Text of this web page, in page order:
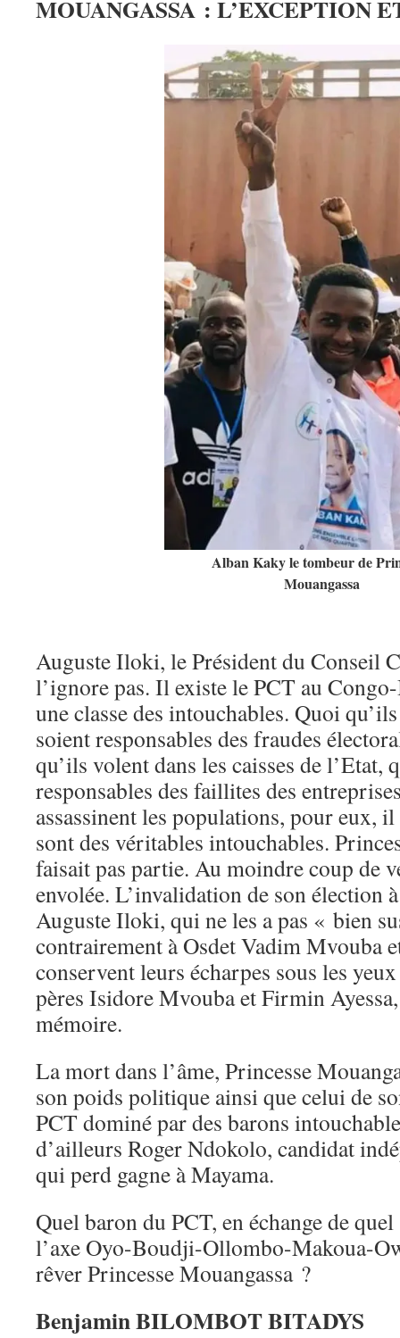
MOUANGASSA : L’EXCEPTION
Alban Kaky le tombeur de
Mouangassa
Auguste Iloki, le Président du Conseil
l’ignore pas. Il existe le PCT au
une classe des intouchables. Quoi
soient responsables des fraudes
qu’ils volent dans les caisses de l’Etat,
responsables des faillites des
assassinent les populations, pour eux, il
sont des véritables intouchables.
faisait pas partie. Au moindre coup de
envolée. L’invalidation de son élection
Auguste Iloki, qui ne les a pas « bien
contrairement à Osdet Vadim Mvouba
conservent leurs écharpes sous les
pères Isidore Mvouba et Firmin
mémoire.
La mort dans l’âme, Princesse
son poids politique ainsi que celui de
PCT dominé par des barons
d’ailleurs Roger Ndokolo, candidat
qui perd gagne à Mayama.
Quel baron du PCT, en échange de
l’axe Oyo-Boudji-Ollombo-Makoua-
rêver Princesse Mouangassa ?
Benjamin BILOMBOT BITADYS